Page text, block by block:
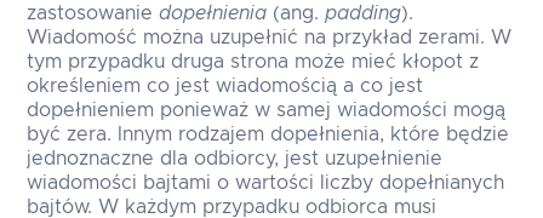
zastosowaniedopełnienia (ang.padding).
Wiadomość można uzupełnić na przykład zerami. W
tym przypadku druga strona może mieć kłopot z
określeniem co jest wiadomością a co jest
dopełnieniem ponieważ w samej wiadomości mogą
być zera. Innym rodzajem dopełnienia, które będzie
jednoznaczne dla odbiorcy, jest uzupełnienie
wiadomości bajtami o wartości liczby dopełnianych
bajtów. W każdym przypadku odbiorca musi